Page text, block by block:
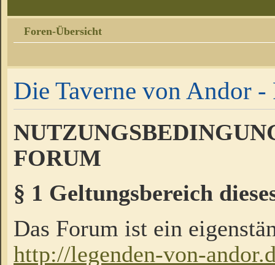
Foren-Übersicht
Die Taverne von Andor -
FORUM
§ 1 Geltungsbereich
Das Forum ist ein
http://legenden-von-